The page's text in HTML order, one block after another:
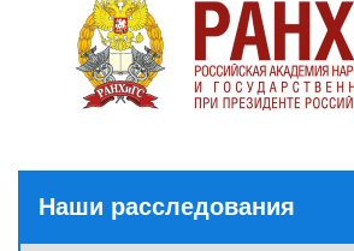
Наши расследования